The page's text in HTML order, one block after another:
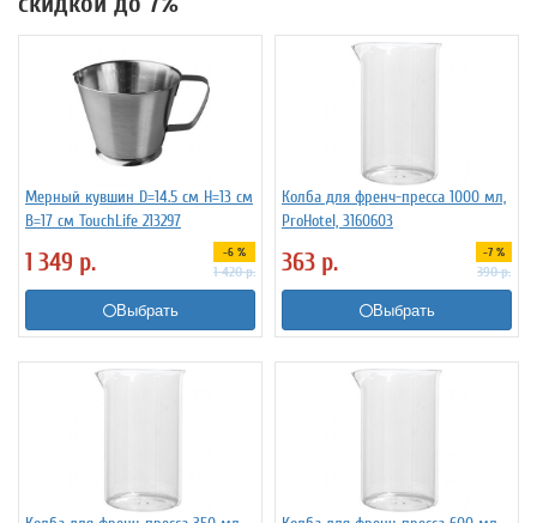
Мерный кувшин D=14.5 см H=13 см
B=17 см TouchLife 213297
1 349 р. -6 %
1 420р.
Выбрать
Колба для френч-пресса 1000 мл,
ProHotel, 3160603
363 р. -7 %
390р.
Выбрать